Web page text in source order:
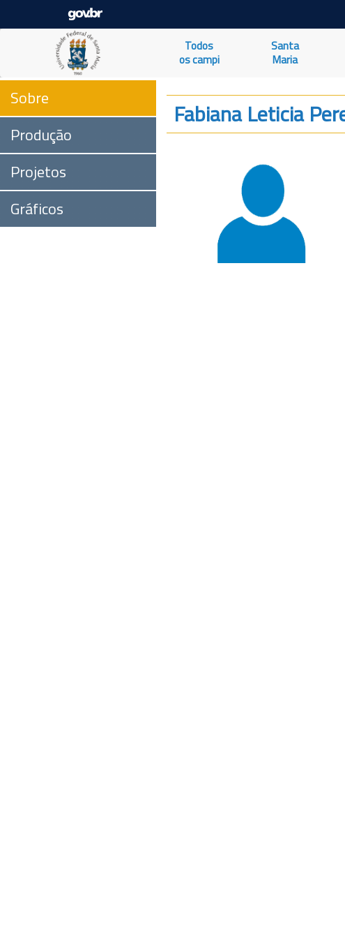
Todos
os campi
Santa
Maria
Sobre
Produção
Projetos
Gráficos
Fabiana Leticia